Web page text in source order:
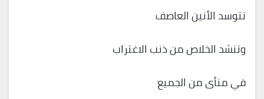
تتوسد الأنين العاصف
وتنشد الخلاص من ذنب الاغتراب
في منأى من الجميع